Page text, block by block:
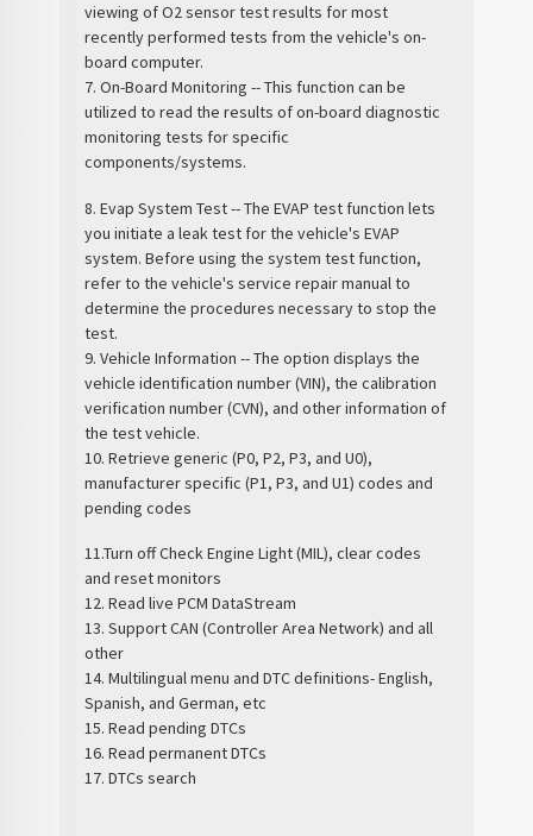
viewing of O2 sensor test results for most
recently performed tests from the vehicle's on-
board computer.
7. On-Board Monitoring -- This function can be
utilized to read the results of on-board diagnostic
monitoring tests for specific
components/systems.
8. Evap System Test -- The EVAP test function lets
you initiate a leak test for the vehicle's EVAP
system. Before using the system test function,
refer to the vehicle's service repair manual to
determine the procedures necessary to stop the
test.
9. Vehicle Information -- The option displays the
vehicle identification number (VIN), the calibration
verification number (CVN), and other information of
the test vehicle.
10. Retrieve generic (P0, P2, P3, and U0),
manufacturer specific (P1, P3, and U1) codes and
pending codes
11.Turn off Check Engine Light (MIL), clear codes
and reset monitors
12. Read live PCM DataStream
13. Support CAN (Controller Area Network) and all
other
14. Multilingual menu and DTC definitions- English,
Spanish, and German, etc
15. Read pending DTCs
16. Read permanent DTCs
17. DTCs search